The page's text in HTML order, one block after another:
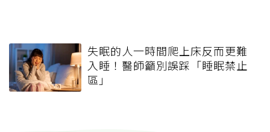
失眠的人一時間爬上床反而更難
入睡！醫師籲別誤踩「睡眠禁止
區」